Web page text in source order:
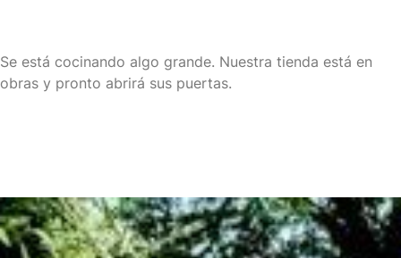
Se está cocinando algo grande. Nuestra tienda está en
obras y pronto abrirá sus puertas.